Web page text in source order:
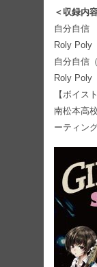
＜収録内
自分自信
Roly Poly
自分自信
Roly Poly
【ボイス
南松本高
ーティン